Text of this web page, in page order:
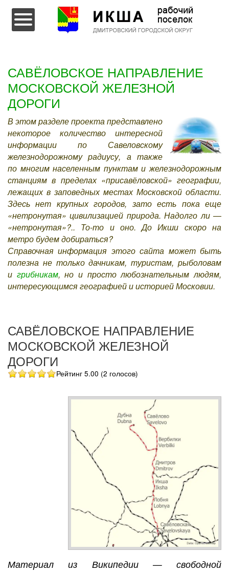
Перейти к содержимому
САВЁЛОВСКОЕ НАПРАВЛЕНИЕ
МОСКОВСКОЙ ЖЕЛЕЗНОЙ
ДОРОГИ
В этом разделе проекта представлено
некоторое количество интересной
информации по Савеловскому
железнодорожному радиусу, а также
по многим населенным пунктам и железнодорожным
станциям в пределах «присавёловской» географии,
лежащих в заповедных местах Московской области.
Здесь нет крупных городов, зато есть пока еще
«нетронутая» цивилизацией природа. Надолго ли —
«нетронутая»?.. То-то и оно. До Икши скоро на
метро будем добираться?
Справочная информация этого сайта может быть
полезна не только дачникам, туристам, рыболовам
и грибникам, но и просто любознательным людям,
интересующимся географией и историей Московии.
САВЁЛОВСКОЕ НАПРАВЛЕНИЕ
МОСКОВСКОЙ ЖЕЛЕЗНОЙ
ДОРОГИ
Рейтинг 5.00 (2 голосов)
Материал из Википедии — свободной